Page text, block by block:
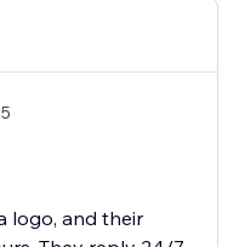
logo, and their